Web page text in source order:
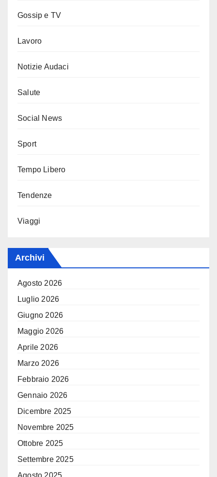
Gossip e TV
Lavoro
Notizie Audaci
Salute
Social News
Sport
Tempo Libero
Tendenze
Viaggi
Archivi
Agosto 2026
Luglio 2026
Giugno 2026
Maggio 2026
Aprile 2026
Marzo 2026
Febbraio 2026
Gennaio 2026
Dicembre 2025
Novembre 2025
Ottobre 2025
Settembre 2025